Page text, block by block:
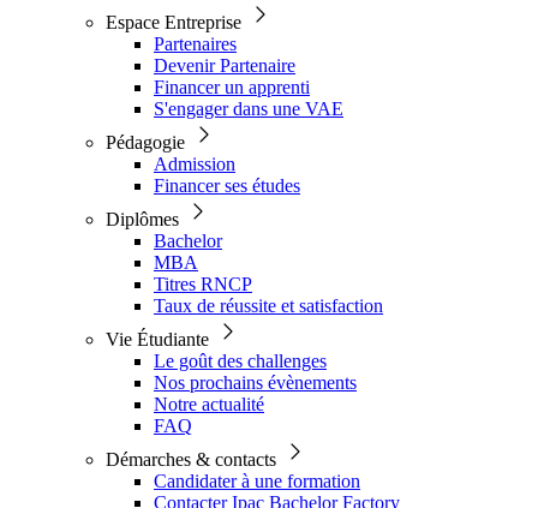
Espace Entreprise
Partenaires
Devenir Partenaire
Financer un apprenti
S'engager dans une VAE
Pédagogie
Admission
Financer ses études
Diplômes
Bachelor
MBA
Titres RNCP
Taux de réussite et satisfaction
Vie Étudiante
Le goût des challenges
Nos prochains évènements
Notre actualité
FAQ
Démarches & contacts
Candidater à une formation
Contacter Ipac Bachelor Factory